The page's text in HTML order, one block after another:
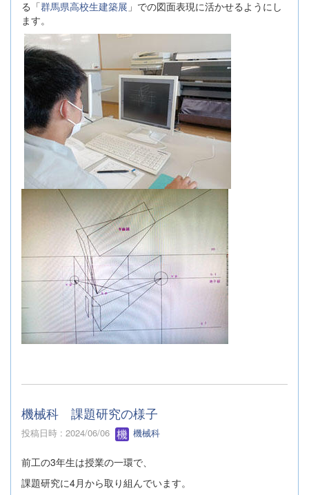
る「群馬県高校生建築展 」での図面表現に活かせるようにし
ます。
機械科 課題研究の様子
投稿日時 : 2024/06/06 機械科
前工の3年生は授業の一環で、
課題研究に4月から取り組んでいます。